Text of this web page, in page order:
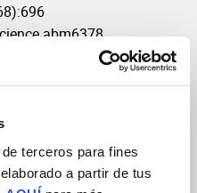
terceros para fines
a partir de tus